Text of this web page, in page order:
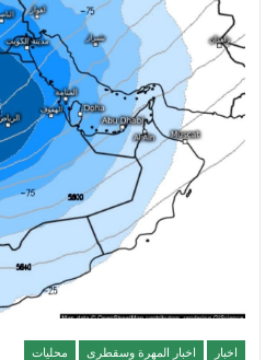
اخبار اخبار المهرة وسقطرى محليات